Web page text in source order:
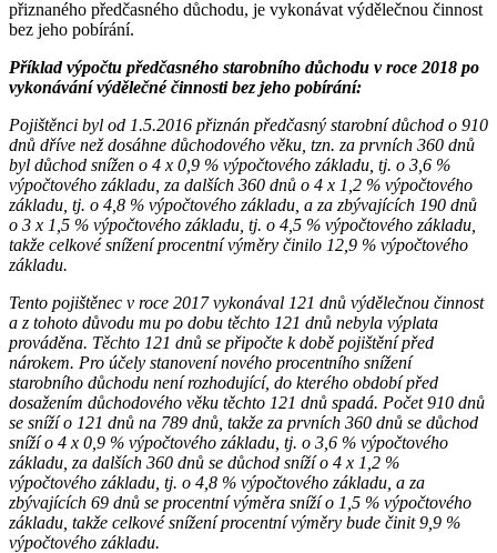
přiznaného předčasného důchodu, je vykonávat výdělečnou činnost
bez jeho pobírání.
Příklad výpočtu předčasného starobního důchodu v roce 2018 po
vykonávání výdělečné činnosti bez jeho pobírání:
Pojištěnci byl od 1.5.2016 přiznán předčasný starobní důchod o 910
dnů dříve než dosáhne důchodového věku, tzn. za prvních 360 dnů
byl důchod snížen o 4 x 0,9 % výpočtového základu, tj. o 3,6 %
výpočtového základu, za dalších 360 dnů o 4 x 1,2 % výpočtového
základu, tj. o 4,8 % výpočtového základu, a za zbývajících 190 dnů
o 3 x 1,5 % výpočtového základu, tj. o 4,5 % výpočtového základu,
takže celkové snížení procentní výměry činilo 12,9 % výpočtového
základu.
Tento pojištěnec v roce 2017 vykonával 121 dnů výdělečnou činnost
a z tohoto důvodu mu po dobu těchto 121 dnů nebyla výplata
prováděna. Těchto 121 dnů se připočte k době pojištění před
nárokem. Pro účely stanovení nového procentního snížení
starobního důchodu není rozhodující, do kterého období před
dosažením důchodového věku těchto 121 dnů spadá. Počet 910 dnů
se sníží o 121 dnů na 789 dnů, takže za prvních 360 dnů se důchod
sníží o 4 x 0,9 % výpočtového základu, tj. o 3,6 % výpočtového
základu, za dalších 360 dnů se důchod sníží o 4 x 1,2 %
výpočtového základu, tj. o 4,8 % výpočtového základu, a za
zbývajících 69 dnů se procentní výměra sníží o 1,5 % výpočtového
základu, takže celkové snížení procentní výměry bude činit 9,9 %
výpočtového základu.